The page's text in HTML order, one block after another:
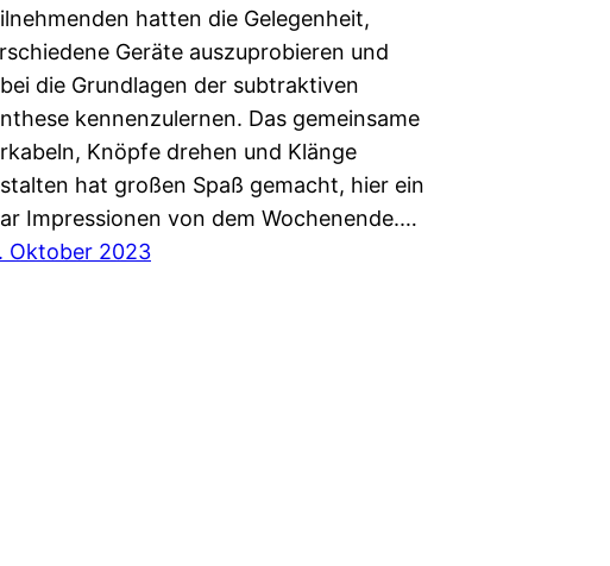
hatten die Gelegenheit,
Geräte auszuprobieren und
die Grundlagen der subtraktiven
kennenzulernen. Das gemeinsame
Knöpfe drehen und Klänge
hat großen Spaß gemacht, hier ein
Impressionen von dem Wochenende.…
Oktober 2023